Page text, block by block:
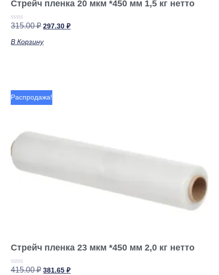
Стрейч пленка 20 мкм *450 мм 1,5 кг нетто
Оценка
из
5
315.00₽ 297.30₽
В Корзину
Распродажа!
Стрейч пленка 23 мкм *450 мм 2,0 кг нетто
Оценка
415.00₽ 381.65₽